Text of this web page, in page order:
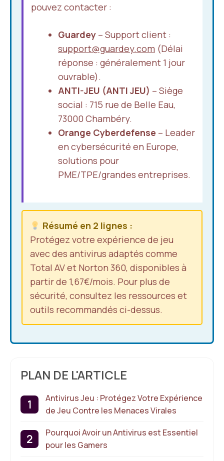
pouvez contacter :
Guardey – Support client :
support@guardey.com (Délai
réponse : généralement 1 jour
ouvrable).
ANTI-JEU (ANTI JEU) – Siège
social : 715 rue de Belle Eau,
73000 Chambéry.
Orange Cyberdefense – Leader
en cybersécurité en Europe,
solutions pour
PME/TPE/grandes entreprises.
Résumé en 2 lignes :
Protégez votre expérience de jeu
avec des antivirus adaptés comme
Total AV et Norton 360, disponibles à
partir de 1,67€/mois. Pour plus de
sécurité, consultez les ressources et
outils recommandés ci-dessus.
PLAN DE L'ARTICLE
Antivirus Jeu : Protégez Votre Expérience
de Jeu Contre les Menaces Virales
Pourquoi Avoir un Antivirus est Essentiel
pour les Gamers